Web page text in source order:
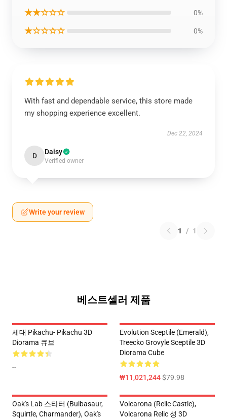
★★☆☆☆ 0%
★☆☆☆☆ 0%
With fast and dependable service, this store made
my shopping experience excellent.
Dec 22, 2024
D Daisy
Verified owner
Write your review
1 / 1
베스트셀러 제품
세대 Pikachu- Pikachu 3D
Diorama 큐브
--
Evolution Sceptile (Emerald),
Treecko Grovyle Sceptile 3D
Diorama Cube
₩11,021,244$79.98
Oak's Lab 스타터 (Bulbasaur,
Squirtle, Charmander), Oak's
Volcarona (Relic Castle),
Volcarona Relic 성 3D